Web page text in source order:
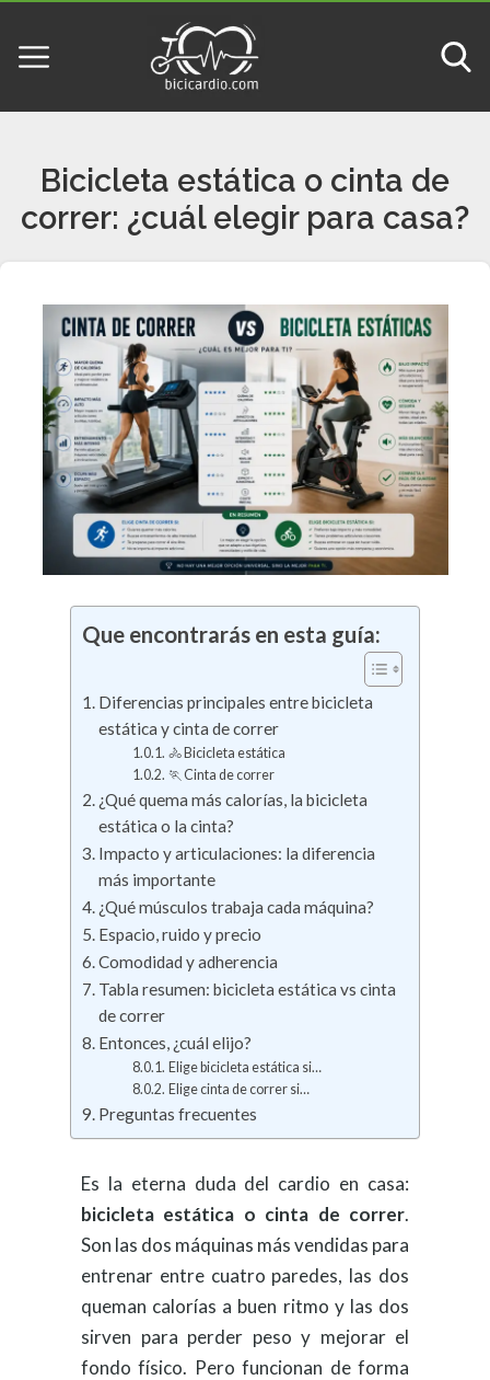
Bicicleta estática o cinta de
correr: ¿cuál elegir para casa?
Que encontrarás en esta guía:
Diferencias principales entre bicicleta
estática y cinta de correr
🚴 Bicicleta estática
🏃 Cinta de correr
¿Qué quema más calorías, la bicicleta
estática o la cinta?
Impacto y articulaciones: la diferencia
más importante
¿Qué músculos trabaja cada máquina?
Espacio, ruido y precio
Comodidad y adherencia
Tabla resumen: bicicleta estática vs cinta
de correr
Entonces, ¿cuál elijo?
Elige bicicleta estática si…
Elige cinta de correr si…
Preguntas frecuentes
Es la eterna duda del cardio en casa:
bicicleta estática o cinta de correr.
Son las dos máquinas más vendidas para
entrenar entre cuatro paredes, las dos
queman calorías a buen ritmo y las dos
sirven para perder peso y mejorar el
fondo físico. Pero funcionan de forma